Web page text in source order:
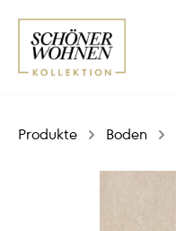
Produkte Boden